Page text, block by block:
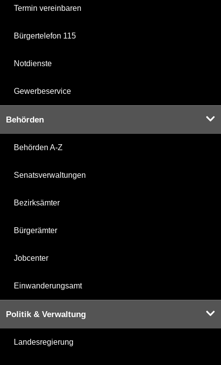
Termin vereinbaren
Bürgertelefon 115
Notdienste
Gewerbeservice
Behörden
Behörden A-Z
Senatsverwaltungen
Bezirksämter
Bürgerämter
Jobcenter
Einwanderungsamt
Politik & Verwaltung
Landesregierung